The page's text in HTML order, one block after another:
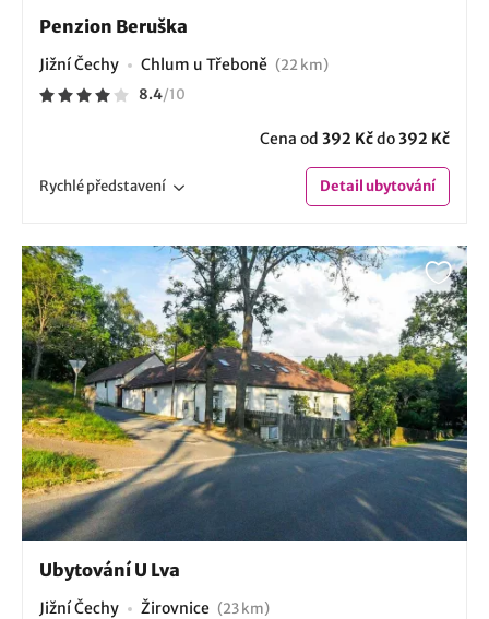
Penzion Beruška
Jižní Čechy Chlum u Třeboně (22 km)
8.4/10
Cena od 392 Kčdo392 Kč
Rychlépředstavení Detailubytování
Ubytování U Lva
Jižní Čechy Žirovnice (23 km)